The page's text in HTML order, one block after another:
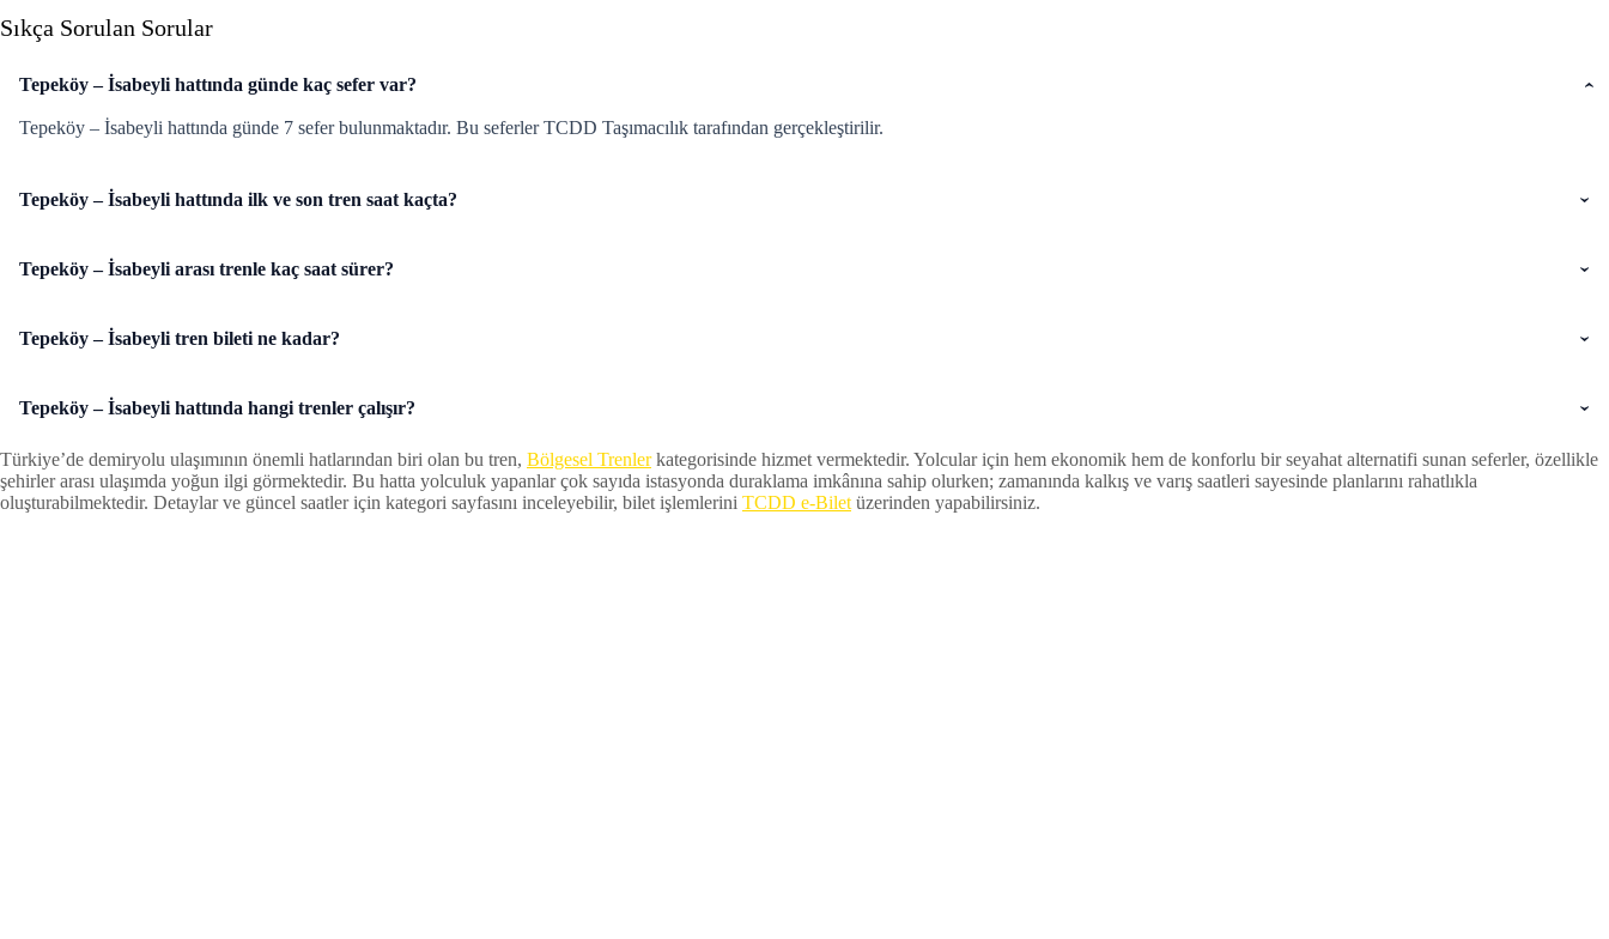
Sıkça Sorulan Sorular
Tepeköy – İsabeyli hattında günde kaç sefer var?
Tepeköy – İsabeyli hattında günde 7 sefer bulunmaktadır. Bu seferler TCDD Taşımacılık tarafından gerçekleştirilir.
Tepeköy – İsabeyli hattında ilk ve son tren saat kaçta?
Tepeköy – İsabeyli arası trenle kaç saat sürer?
Tepeköy – İsabeyli tren bileti ne kadar?
Tepeköy – İsabeyli hattında hangi trenler çalışır?
Türkiye’de demiryolu ulaşımının önemli hatlarından biri olan bu tren, Bölgesel Trenlerkategorisinde hizmet vermektedir. Yolcular için hem ekonomik hem de konforlu bir seyahat alternatifi sunan seferler, özellikle
şehirler arası ulaşımda yoğun ilgi görmektedir. Bu hatta yolculuk yapanlar çok sayıda istasyonda duraklama imkânına sahip olurken; zamanında kalkış ve varış saatleri sayesinde planlarını rahatlıkla
oluşturabilmektedir. Detaylar ve güncel saatler için kategori sayfasını inceleyebilir, bilet işlemlerini TCDD e-Bilet üzerinden yapabilirsiniz.